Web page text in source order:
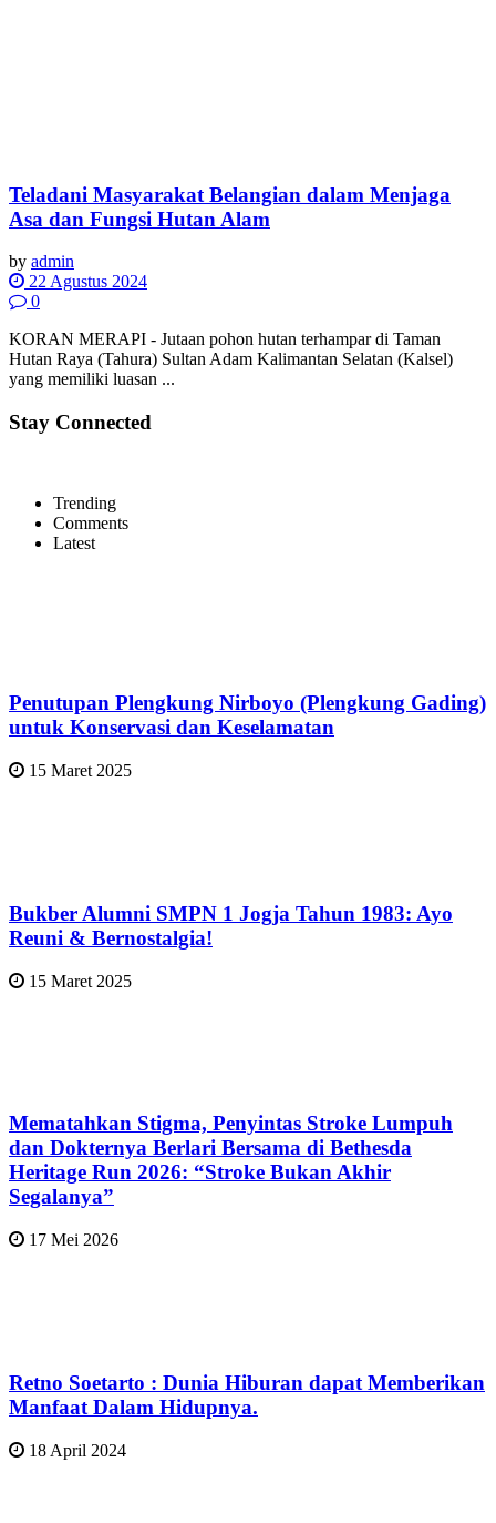
Teladani Masyarakat Belangian dalam Menjaga
Asa dan Fungsi Hutan Alam
by admin
22 Agustus 2024
0
KORAN MERAPI - Jutaan pohon hutan terhampar di Taman
Hutan Raya (Tahura) Sultan Adam Kalimantan Selatan (Kalsel)
yang memiliki luasan ...
Stay Connected
Trending
Comments
Latest
Penutupan Plengkung Nirboyo (Plengkung Gading)
untuk Konservasi dan Keselamatan
15 Maret 2025
Bukber Alumni SMPN 1 Jogja Tahun 1983: Ayo
Reuni & Bernostalgia!
15 Maret 2025
Mematahkan Stigma, Penyintas Stroke Lumpuh
dan Dokternya Berlari Bersama di Bethesda
Heritage Run 2026: “Stroke Bukan Akhir
Segalanya”
17 Mei 2026
Retno Soetarto : Dunia Hiburan dapat Memberikan
Manfaat Dalam Hidupnya.
18 April 2024